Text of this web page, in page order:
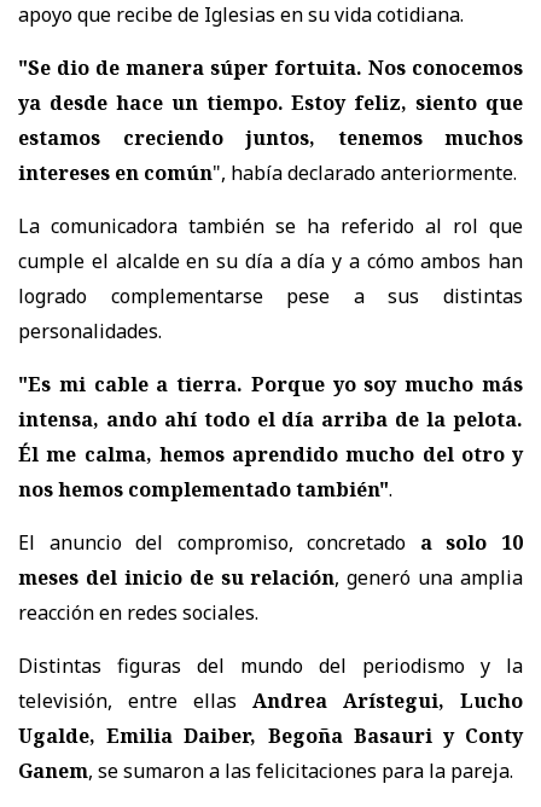
apoyo que recibe de Iglesias en su vida cotidiana.
"Se dio de manera súper fortuita. Nos conocemos
ya desde hace un tiempo. Estoy feliz, siento que
estamos creciendo juntos, tenemos muchos
intereses en común", había declarado anteriormente.
La comunicadora también se ha referido al rol que
cumple el alcalde en su día a día y a cómo ambos han
logrado complementarse pese a sus distintas
personalidades.
"Es mi cable a tierra. Porque yo soy mucho más
intensa, ando ahí todo el día arriba de la pelota.
Él me calma, hemos aprendido mucho del otro y
nos hemos complementado también".
El anuncio del compromiso, concretado a solo 10
meses del inicio de su relación, generó una amplia
reacción en redes sociales.
Distintas figuras del mundo del periodismo y la
televisión, entre ellas Andrea Arístegui, Lucho
Ugalde, Emilia Daiber, Begoña Basauri y Conty
Ganem, se sumaron a las felicitaciones para la pareja.